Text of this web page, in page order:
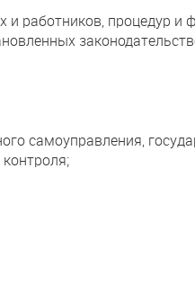
работников, процедур и
самоуправления,